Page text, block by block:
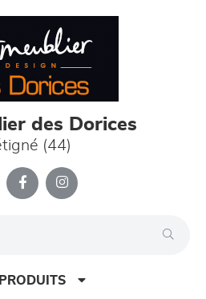
des Dorices
(44)